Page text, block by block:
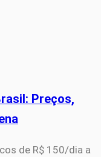
Preços,
de R$ 150/dia a